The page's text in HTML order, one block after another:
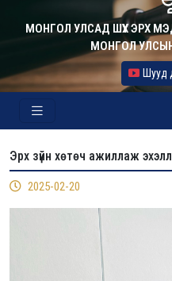
МОНГОЛ УЛСАД ШҮҮХ ЭРХ
МОНГОЛ
Шууд
Эрх зүйн хөтөч ажиллаж
2025-02-20